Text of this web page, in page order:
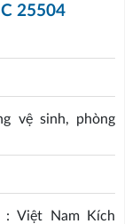
25504
vệ sinh, phòng
Việt Nam Kích